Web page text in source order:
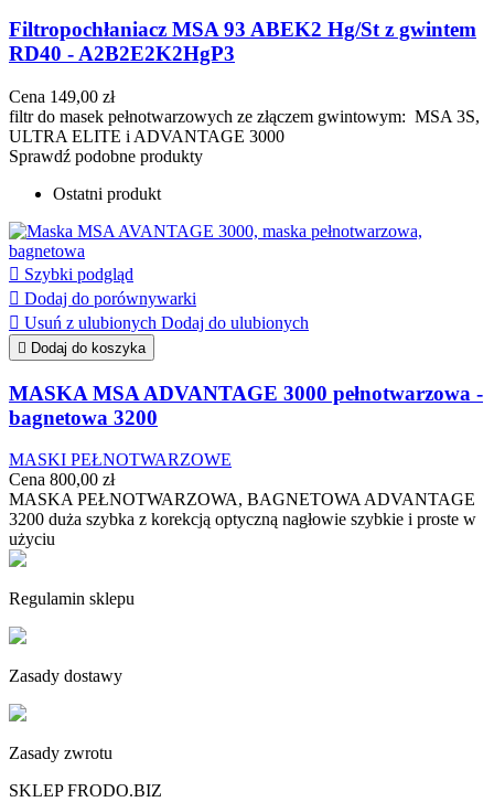
Filtropochłaniacz MSA 93 ABEK2 Hg/St z gwintem
RD40 - A2B2E2K2HgP3
Cena 149,00 zł
filtr do masek pełnotwarzowych ze złączem gwintowym: MSA 3S,
ULTRA ELITE i ADVANTAGE 3000
Sprawdź podobne produkty
Ostatni produkt
 Szybki podgląd
 Dodaj do porównywarki
 Usuń z ulubionych Dodaj do ulubionych
 Dodaj do koszyka
MASKA MSA ADVANTAGE 3000 pełnotwarzowa -
bagnetowa 3200
MASKI PEŁNOTWARZOWE
Cena 800,00 zł
MASKA PEŁNOTWARZOWA, BAGNETOWA ADVANTAGE
3200 duża szybka z korekcją optyczną nagłowie szybkie i proste w
użyciu
Regulamin sklepu
Zasady dostawy
Zasady zwrotu
SKLEP FRODO.BIZ